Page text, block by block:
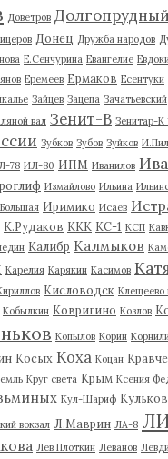
Доветров Долгопрудный
Донец Дружба народов
Е.Сенчурина Евангелие
Еремеев Ермаков Есентуки
Зайцев Зацепа Зачатьевский
вал Зенит-В Зенитар-К
Зубков Зубов Зуйков
78 ИЛ-80 ИПМ Иванилов
Измайлово Ильина
Иримико Исаев
К.Рудаков ККК КС-1 КСП
Калибр Калмыков
Карелия Карякин Касимов
Кисловодск Клещеево
Кобылкин Ковригино Козлов
Копылов Корин
Косых Коха Коцан
Круг света Крым Ксения
Кул-Шариф Кульков
вокзал Л.Маврин ЛА-8
Лев Плоткин Леванов